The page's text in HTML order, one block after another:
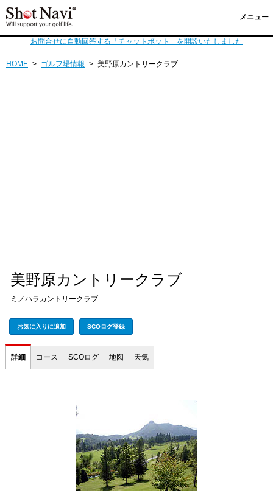
メニュー
お問合せに自動回答する「チャットボット」を開設いたしました
HOME > ゴルフ場情報 > 美野原カントリークラブ
美野原カントリークラブ
ミノハラカントリークラブ
お気に入りに追加 SCOログ登録
詳細 コース SCOログ 地図 天気